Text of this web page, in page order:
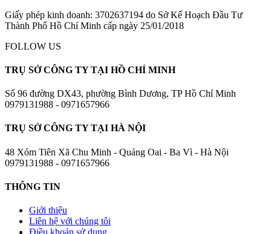
Giấy phép kinh doanh: 3702637194 do Sở Kế Hoạch Đầu Tư
Thành Phố Hồ Chí Minh cấp ngày 25/01/2018
FOLLOW US
TRỤ SỞ CÔNG TY TẠI HỒ CHÍ MINH
Số 96 đường DX43, phường Bình Dương, TP Hồ Chí Minh
0979131988 - 0971657966
TRỤ SỞ CÔNG TY TẠI HÀ NỘI
48 Xóm Tiên Xã Chu Minh - Quảng Oai - Ba Vì - Hà Nội
0979131988 - 0971657966
THÔNG TIN
Giới thiệu
Liên hệ với chúng tôi